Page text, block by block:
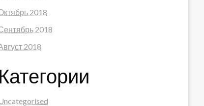
2018
2018
2018
Категории